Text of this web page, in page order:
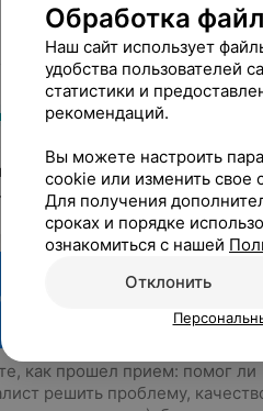
Семь жизней, ул.
внимательное
животным. Благодарна всему
Делала кастраци...
Обработка
Наш сайт использует
удобства пользователей
статистики и
рекомендаций.
Вы можете настроить
cookie или изменить свое
Для получения
сроках и порядке
ознакомиться с нашей
Отклонить